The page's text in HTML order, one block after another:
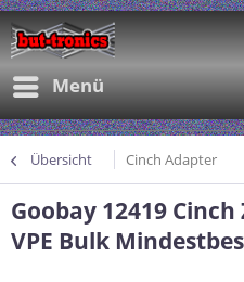
Menü
Übersicht Cinch Adapter
Goobay 12419
VPE Bulk